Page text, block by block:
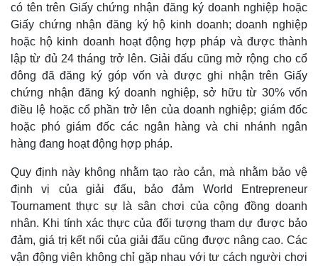
có tên trên Giấy chứng nhận đăng ký doanh nghiệp hoặc
Giấy chứng nhận đăng ký hộ kinh doanh; doanh nghiệp
hoặc hộ kinh doanh hoạt động hợp pháp và được thành
lập từ đủ 24 tháng trở lên. Giải đấu cũng mở rộng cho cổ
đông đã đăng ký góp vốn và được ghi nhận trên Giấy
chứng nhận đăng ký doanh nghiệp, sở hữu từ 30% vốn
điều lệ hoặc cổ phần trở lên của doanh nghiệp; giám đốc
hoặc phó giám đốc các ngân hàng và chi nhánh ngân
hàng đang hoạt động hợp pháp.
Quy định này không nhằm tạo rào cản, mà nhằm bảo vệ
định vị của giải đấu, bảo đảm World Entrepreneur
Tournament thực sự là sân chơi của cộng đồng doanh
nhân. Khi tính xác thực của đối tượng tham dự được bảo
đảm, giá trị kết nối của giải đấu cũng được nâng cao. Các
vận động viên không chỉ gặp nhau với tư cách người chơi